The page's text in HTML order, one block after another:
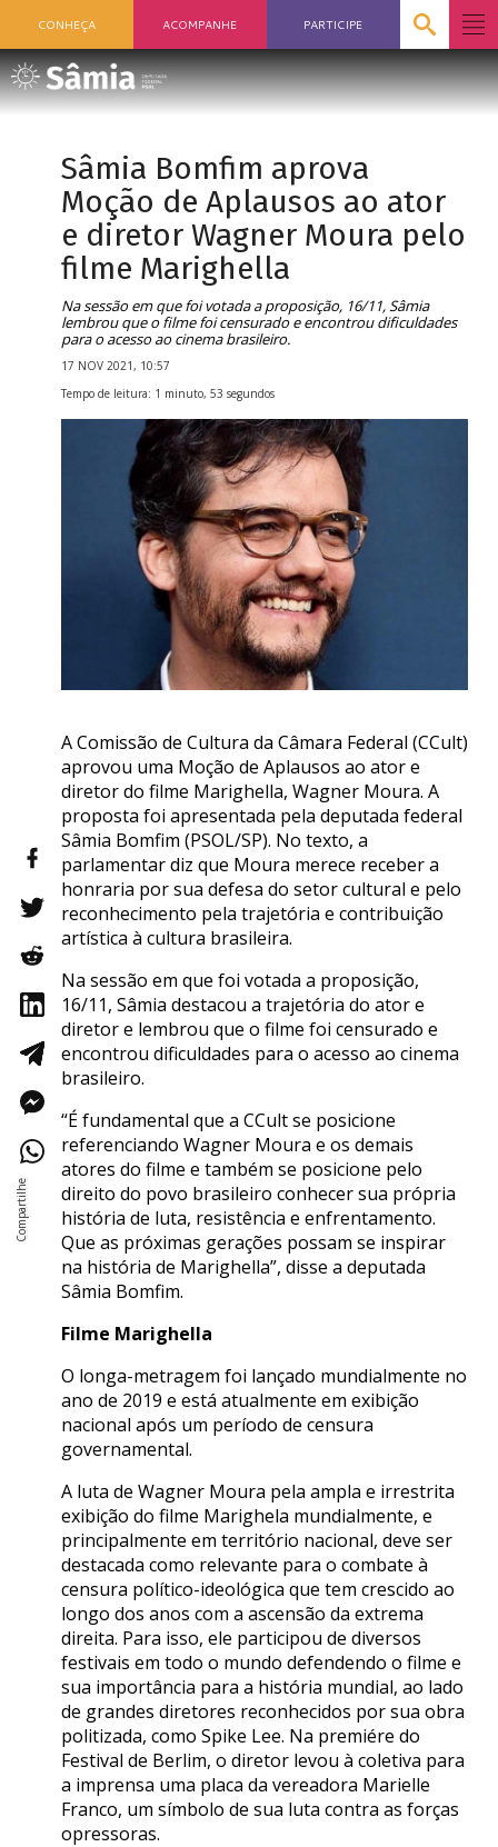
CONHEÇA ACOMPANHE PARTICIPE
Sâmia Bomfim aprova
Moção de Aplausos ao ator
e diretor Wagner Moura pelo
filme Marighella
Na sessão em que foi votada a proposição, 16/11, Sâmia
lembrou que o filme foi censurado e encontrou dificuldades
para o acesso ao cinema brasileiro.
17 NOV 2021, 10:57
Tempo de leitura: 1 minuto, 53 segundos
A Comissão de Cultura da Câmara Federal (CCult)
aprovou uma Moção de Aplausos ao ator e
diretor do filme Marighella, Wagner Moura. A
proposta foi apresentada pela deputada federal
Sâmia Bomfim (PSOL/SP). No texto, a
parlamentar diz que Moura merece receber a
honraria por sua defesa do setor cultural e pelo
reconhecimento pela trajetória e contribuição
artística à cultura brasileira.
Na sessão em que foi votada a proposição,
16/11, Sâmia destacou a trajetória do ator e
diretor e lembrou que o filme foi censurado e
encontrou dificuldades para o acesso ao cinema
brasileiro.
“É fundamental que a CCult se posicione
referenciando Wagner Moura e os demais
atores do filme e também se posicione pelo
direito do povo brasileiro conhecer sua própria
história de luta, resistência e enfrentamento.
Que as próximas gerações possam se inspirar
na história de Marighella”, disse a deputada
Sâmia Bomfim.
Filme Marighella
O longa-metragem foi lançado mundialmente no
ano de 2019 e está atualmente em exibição
nacional após um período de censura
governamental.
A luta de Wagner Moura pela ampla e irrestrita
exibição do filme Marighela mundialmente, e
principalmente em território nacional, deve ser
destacada como relevante para o combate à
censura político-ideológica que tem crescido ao
longo dos anos com a ascensão da extrema
direita. Para isso, ele participou de diversos
festivais em todo o mundo defendendo o filme e
sua importância para a história mundial, ao lado
de grandes diretores reconhecidos por sua obra
politizada, como Spike Lee. Na premiére do
Festival de Berlim, o diretor levou à coletiva para
a imprensa uma placa da vereadora Marielle
Franco, um símbolo de sua luta contra as forças
opressoras.